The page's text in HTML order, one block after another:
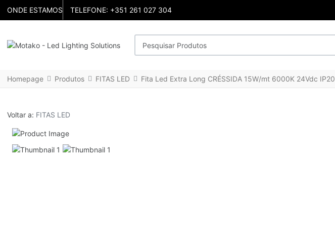
ONDE ESTAMOS TELEFONE: +351 261 027 304
Homepage Produtos FITAS LED Fita Led Extra Long CRÉSSIDA 15W/mt 6000K 24Vdc IP20
Voltar a: FITAS LED